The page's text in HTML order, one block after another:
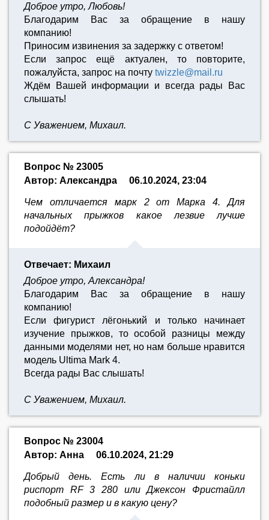
Доброе утро, Любовь!
Благодарим Вас за обращение в нашу
компанию!
Приносим извинения за задержку с ответом!
Если запрос ещё актуален, то повторите,
пожалуйста, запрос на почту twizzle@mail.ru
Ждём Вашей информации и всегда рады Вас
слышать!
С Уважением, Михаил.
Вопрос № 23005
Автор: Александра
06.10.2024, 23:04
Чем отличается марк 2 от Марка 4. Для
начальных прыжков какое лезвие лучше
подойдёт?
Отвечает: Михаил
Доброе утро, Александра!
Благодарим Вас за обращение в нашу
компанию!
Если фигурист лёгонький и только начинает
изучение прыжков, то особой разницы между
данными моделями нет, но нам больше нравится
модель Ultima Mark 4.
Всегда рады Вас слышать!
С Уважением, Михаил.
Вопрос № 23004
Автор: Анна
06.10.2024, 21:29
Добрый день. Есть ли в наличии коньки
риспорт RF 3 280 или Джексон Фристайлл
подобный размер и в какую цену?